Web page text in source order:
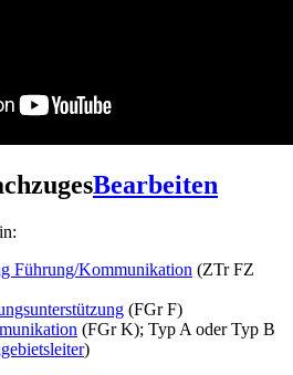
Bearbeiten
Führung/Kommunikation (ZTr FZ
(FGr F)
(FGr K); Typ A oder Typ B
)